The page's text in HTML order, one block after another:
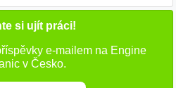
si ujít práci!
e-mailem na Engine
v Česko.